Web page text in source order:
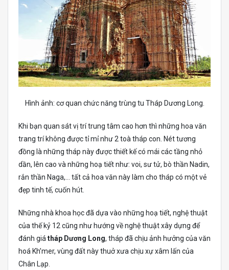
Hình ảnh: cơ quan chức năng trùng tu Tháp Dương Long.
Khi bạn quan sát vị trí trung tâm cao hơn thì những hoa văn
trang trí không được tỉ mỉ như 2 toà tháp con. Nét tương
đồng là những tháp này được thiết kế có mái các tầng nhỏ
dần, lên cao và những hoạ tiết như: voi, sư tử, bò thần Nadin,
rắn thần Naga,… tất cả hoa văn này làm cho tháp có một vẻ
đẹp tinh tế, cuốn hút.
Những nhà khoa học đã dựa vào những hoạ tiết, nghệ thuật
của thế kỷ 12 cũng như hướng về nghệ thuật xây dựng để
đánh giátháp Dương Long, tháp đã chịu ảnh hưởng của văn
hoá Kh’mer, vùng đất này thuở xưa chịu xự xâm lấn của
Chân Lạp.